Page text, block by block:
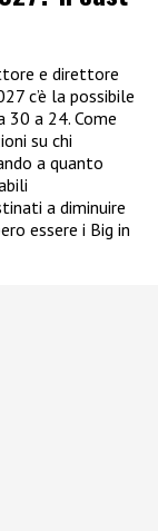
e direttore
c’è la possibile
30 a 24. Come
su chi
a quanto
a diminuire
essere i Big in